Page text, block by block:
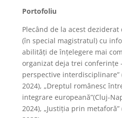
Portofoliu
Plecând de la acest
(în special magistratul) cu
abilități de înțelegere mai
organizat deja trei conferințe
perspective interdisciplinare”
2024), „Dreptul românesc
integrare europeană”(Cluj-
2024), „Justiția prin